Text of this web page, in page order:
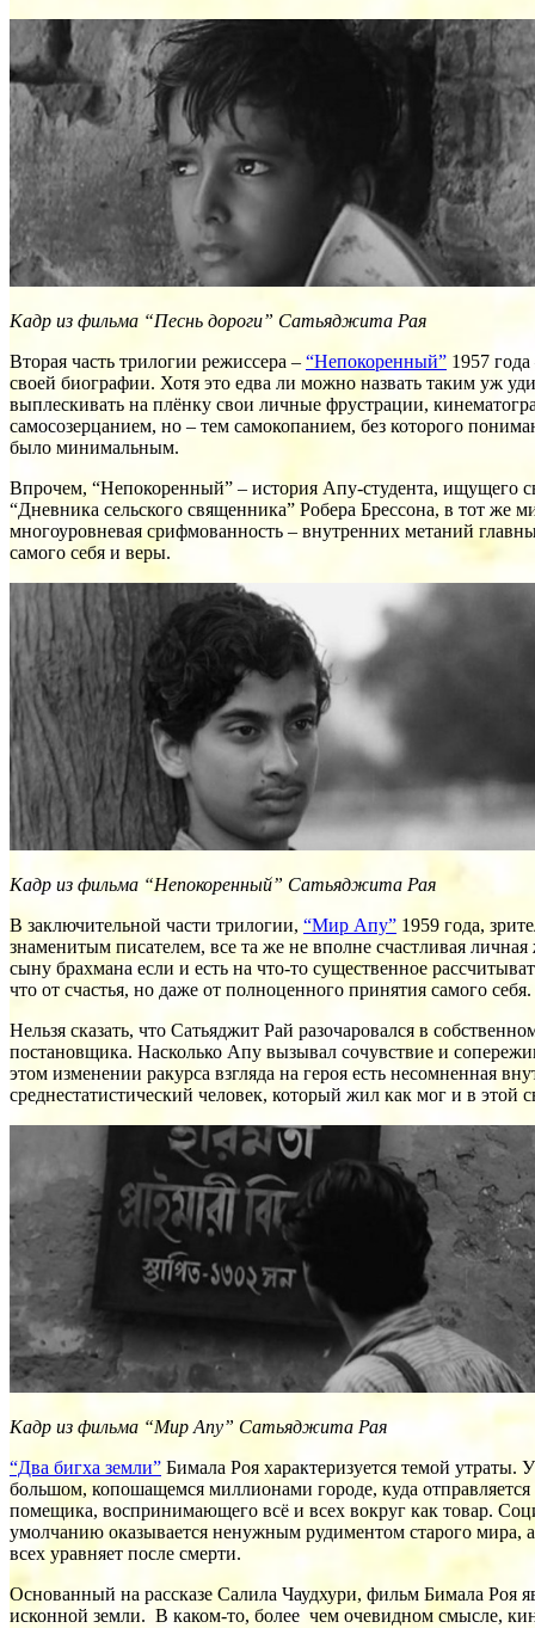
Кадр из фильма “Песнь дороги” Сатьяджита Рая
Вторая часть трилогии режиссера – “Непокоренный” 1957
своей биографии. Хотя это едва ли можно назвать таким уж
выплескивать на плёнку свои личные фрустрации,
самосозерцанием, но – тем самокопанием, без которого
было минимальным.
Впрочем, “Непокоренный” – история Апу-студента, ищущего
“Дневника сельского священника” Робера Брессона, в тот
многоуровневая срифмованность – внутренних метаний
самого себя и веры.
Кадр из фильма “Непокоренный” Сатьяджита Рая
В заключительной части трилогии, “Мир Апу” 1959 года,
знаменитым писателем, все та же не вполне счастливая
сыну брахмана если и есть на что-то существенное
что от счастья, но даже от полноценного принятия самого
Нельзя сказать, что Сатьяджит Рай разочаровался в
постановщика. Насколько Апу вызывал сочувствие и
этом изменении ракурса взгляда на героя есть несомненная
среднестатистический человек, который жил как мог и в
Кадр из фильма “Мир Апу” Сатьяджита Рая
“Два бигха земли” Бимала Роя характеризуется темой утраты.
большом, копошащемся миллионами городе, куда
помещика, воспринимающего всё и всех вокруг как товар.
умолчанию оказывается ненужным рудиментом старого мира,
всех уравняет после смерти.
Основанный на рассказе Салила Чаудхури, фильм Бимала Роя
исконной земли. В каком-то, более чем очевидном смысле,